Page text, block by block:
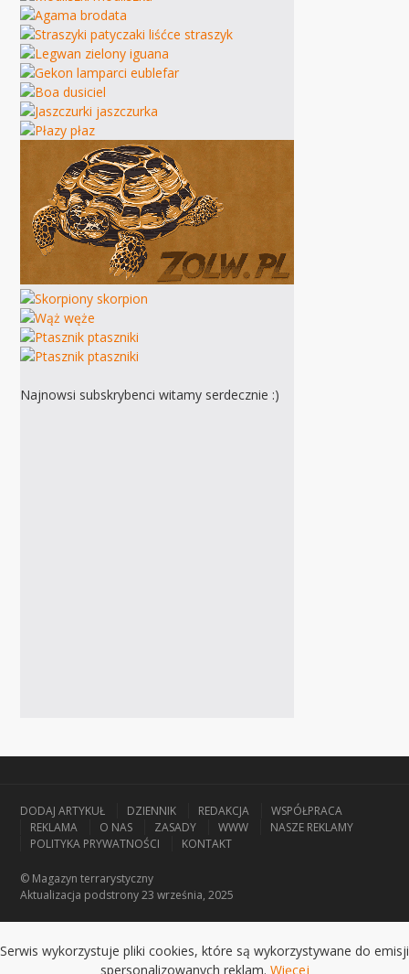
Najnowsi subskrybenci witamy serdecznie :)
DODAJ ARTYKUŁ DZIENNIK REDAKCJA
WSPÓŁPRACA
REKLAMA
O NAS ZASADY WWW
NASZE REKLAMY
POLITYKA PRYWATNOŚCI
KONTAKT
© Magazyn terrarystyczny
Aktualizacja podstrony 23 września, 2025
Serwis wykorzystuje pliki cookies, które są wykorzystywane do emisji
spersonalizowanych reklam. Więcej